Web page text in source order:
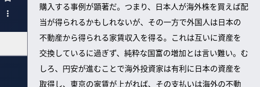
購入する事例が顕著だ。つまり、日本人が海外株を買えば配
当が得られるかもしれないが、その一方で外国人は日本の
不動産から得られる家賃収入を得る。これは互いに資産を
交換しているに過ぎず、純粋な国富の増加とは言い難い。む
しろ、円安が進むことで海外投資家は有利に日本の資産を
取得し、東京の家賃が上がれば、その支払いは海外の不動